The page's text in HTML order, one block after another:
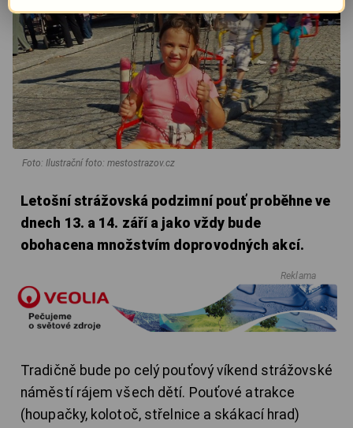
Foto: Ilustrační foto: mestostrazov.cz
Letošní strážovská podzimní pouť proběhne ve
dnech 13. a 14. září a jako vždy bude
obohacena množstvím doprovodných akcí.
Reklama
Tradičně bude po celý pouťový víkend strážovské
náměstí rájem všech dětí. Pouťové atrakce
(houpačky, kolotoč, střelnice a skákací hrad)